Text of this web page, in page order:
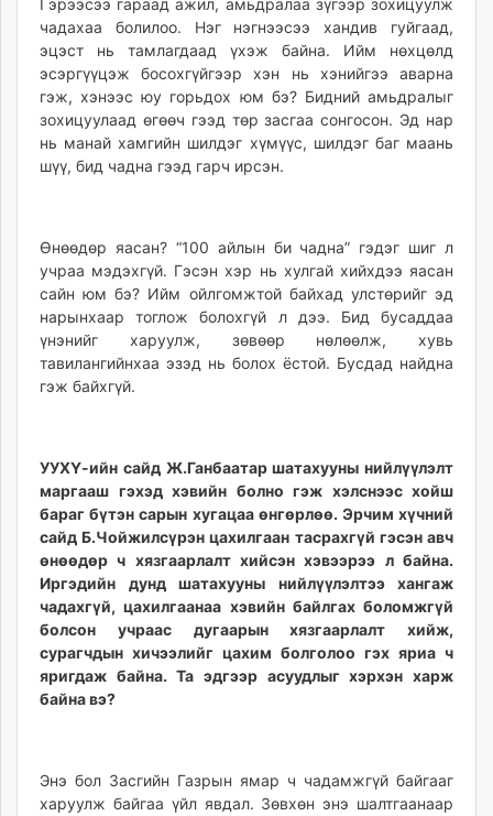
Гэрээсээ гараад ажил, амьдралаа зүгээр зохицуулж
чадахаа болилоо. Нэг нэгнээсээ хандив гуйгаад,
эцэст нь тамлагдаад үхэж байна. Ийм нөхцөлд
эсэргүүцэж босохгүйгээр хэн нь хэнийгээ аварна
гэж, хэнээс юу горьдох юм бэ? Бидний амьдралыг
зохицуулаад өгөөч гээд төр засгаа сонгосон. Эд нар
нь манай хамгийн шилдэг хүмүүс, шилдэг баг маань
шүү, бид чадна гээд гарч ирсэн.
Өнөөдөр яасан? “100 айлын би чадна” гэдэг шиг л
учраа мэдэхгүй. Гэсэн хэр нь хулгай хийхдээ яасан
сайн юм бэ? Ийм ойлгомжтой байхад улстөрийг эд
нарынхаар тоглож болохгүй л дээ. Бид бусаддаа
үнэнийг харуулж, зөвөөр нөлөөлж, хувь
тавилангийнхаа эзэд нь болох ёстой. Бусдад найдна
гэж байхгүй.
УУХҮ-ийн сайд Ж.Ганбаатар шатахууны нийлүүлэлт
маргааш гэхэд хэвийн болно гэж хэлснээс хойш
бараг бүтэн сарын хугацаа өнгөрлөө. Эрчим хүчний
сайд Б.Чойжилсүрэн цахилгаан тасрахгүй гэсэн авч
өнөөдөр ч хязгаарлалт хийсэн хэвээрээ л байна.
Иргэдийн дунд шатахууны нийлүүлэлтээ хангаж
чадахгүй, цахилгаанаа хэвийн байлгах боломжгүй
болсон учраас дугаарын хязгаарлалт хийж,
сурагчдын хичээлийг цахим болголоо гэх яриа ч
яригдаж байна. Та эдгээр асуудлыг хэрхэн харж
байна вэ?
Энэ бол Засгийн Газрын ямар ч чадамжгүй байгааг
харуулж байгаа үйл явдал. Зөвхөн энэ шалтгаанаар